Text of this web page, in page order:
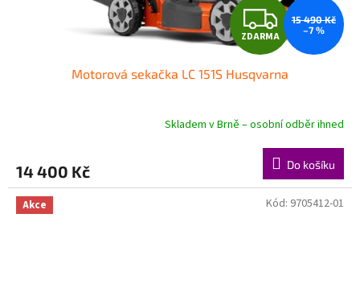
Z
D
A
R
M
A
ZDARMA
15 490 Kč
–7 %
Motorová sekačka LC 151S Husqvarna
Skladem v Brně – osobní odběr ihned
14 400 Kč Do košíku
Akce Kód: 9705412-01